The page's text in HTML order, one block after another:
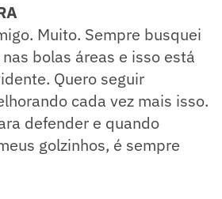
Muito. Sempre busquei
bolas áreas e isso está
Quero seguir
cada vez mais isso.
defender e quando
golzinhos, é sempre